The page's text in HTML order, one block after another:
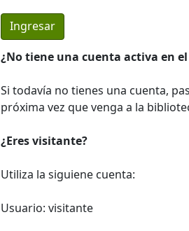
¿No tiene una cuenta activa en
Si todavía no tienes una cuenta,
próxima vez que venga a la
¿Eres visitante?
Utiliza la siguiene cuenta:
Usuario: visitante